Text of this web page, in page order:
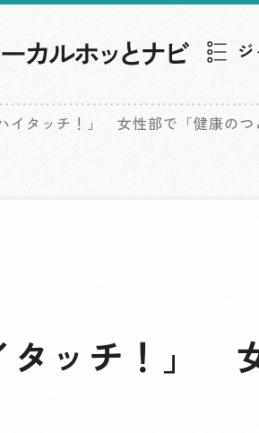
ハイタッチ！」 女性部で「健康のつ
タッチ！」